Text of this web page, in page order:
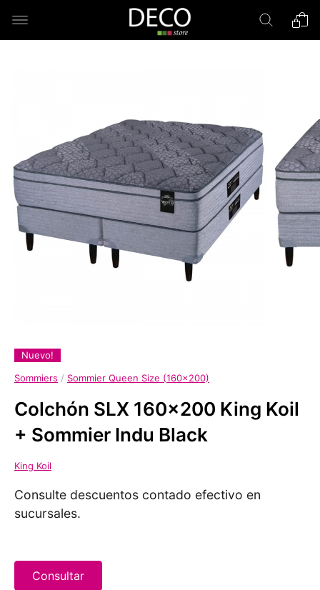
Nuevo!
Sommiers / Sommier Queen Size (160x200)
Colchón SLX 160x200 King Koil
+ Sommier Indu Black
King Koil
Consulte descuentos contado efectivo en
sucursales.
Consultar